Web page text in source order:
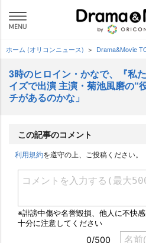
ホーム (オリコンニュース) Drama&Movie
3時のヒロイン・かなで、『私
イズで出演 主演・菊池風磨の“
チがあるのかな」
この記事のコメント
利用規約を遵守の上、ご投稿ください。